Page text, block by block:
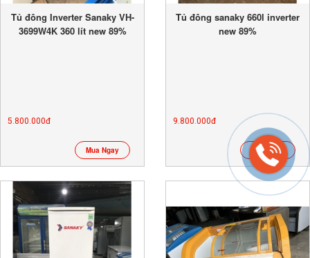
Tủ đông Inverter Sanaky VH-
3699W4K 360 lít new 89%
5.800.000đ
Mua Ngay
Tủ đông sanaky 660l inverter
new 89%
9.800.000đ
Mua Ngay